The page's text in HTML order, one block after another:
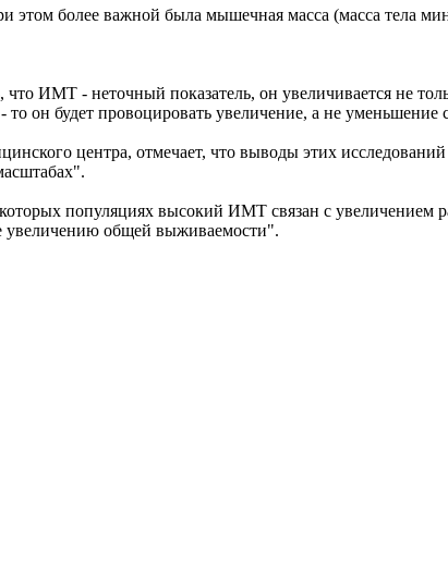
более важной была мышечная масса (масса тела
ИМТ - неточный показатель, он увеличивается не
он будет провоцировать увеличение, а не уменьшение
центра, отмечает, что выводы этих
популяциях высокий ИМТ связан с увеличением
увеличению общей выживаемости".